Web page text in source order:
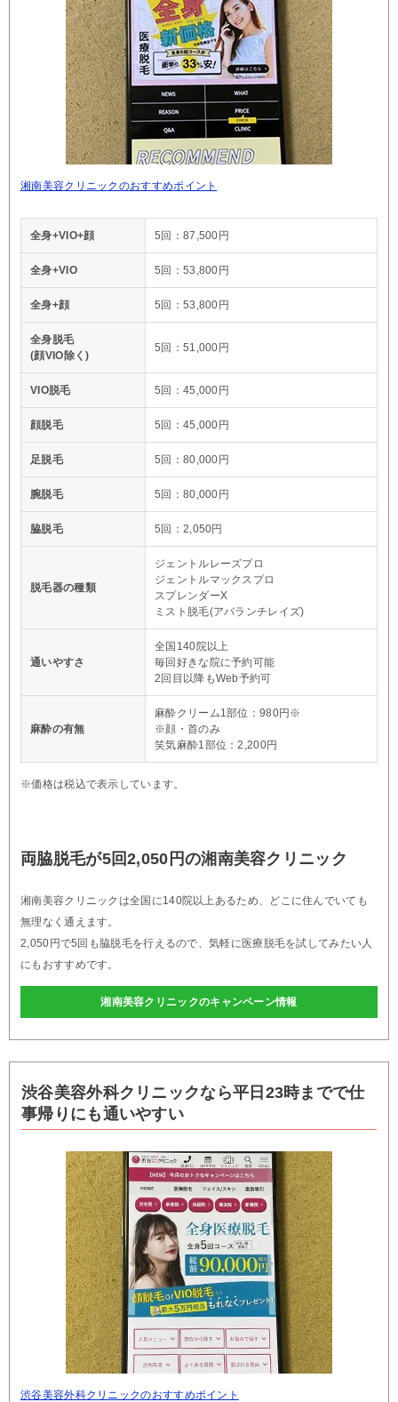
湘南美容クリニックのおすすめポイント
全身+VIO+顔 5回：87,500円
全身+VIO 5回：53,800円
全身+顔 5回：53,800円
全身脱毛
(顔VIO除く)
5回：51,000円
VIO脱毛 5回：45,000円
顔脱毛 5回：45,000円
足脱毛 5回：80,000円
腕脱毛 5回：80,000円
脇脱毛 5回：2,050円
脱毛器の種類
ジェントルレーズプロ
ジェントルマックスプロ
スプレンダーX
ミスト脱毛(アバランチレイズ)
通いやすさ
全国140院以上
毎回好きな院に予約可能
2回目以降もWeb予約可
麻酔の有無
麻酔クリーム1部位：980円※
※顔・首のみ
笑気麻酔1部位：2,200円
※価格は税込で表示しています。
両脇脱毛が5回2,050円の湘南美容クリニック
湘南美容クリニックは全国に140院以上あるため、どこに住んでいても
無理なく通えます。
2,050円で5回も脇脱毛を行えるので、気軽に医療脱毛を試してみたい人
にもおすすめです。
湘南美容クリニックのキャンペーン情報
渋谷美容外科クリニックなら平日23時までで仕
事帰りにも通いやすい
渋谷美容外科クリニックのおすすめポイント